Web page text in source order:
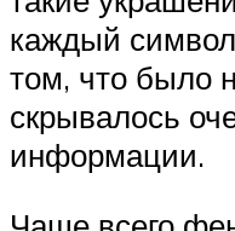
каждый
том, что было
скрывалось
информации.